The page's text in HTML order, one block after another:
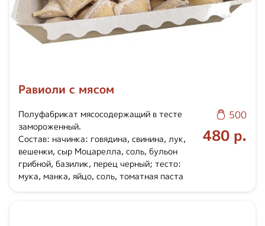
Равиоли с мясом
Полуфабрикат мясосодержащий в тесте
замороженный.
Состав: начинка: говядина, свинина, лук,
вешенки, сыр Моцарелла, соль, бульон
грибной, базилик, перец черный; тесто:
мука, манка, яйцо, соль, томатная паста
500
480 р.